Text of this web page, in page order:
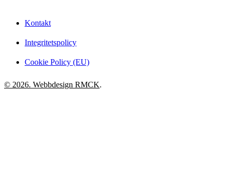
Kontakt
Integritetspolicy
Cookie Policy (EU)
© 2026. Webbdesign RMCK.